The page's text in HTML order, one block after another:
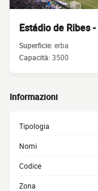
Estádio de Ribes
Superficie:erba
Capacità:3500
Informazioni
Tipologia
Nomi
Codice
Zona